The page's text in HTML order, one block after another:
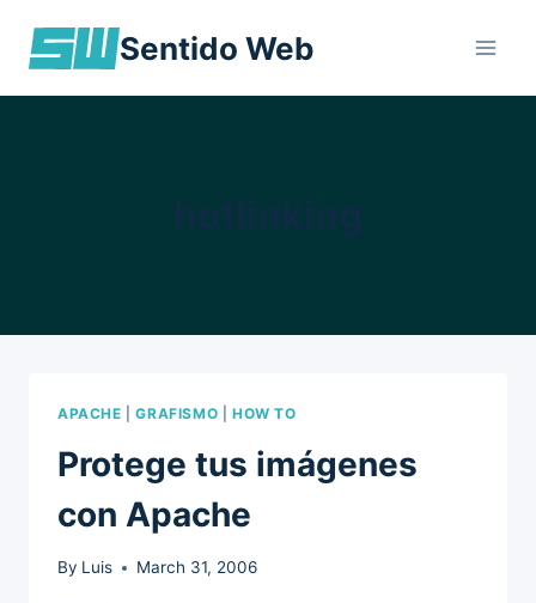
Sentido Web
APACHE |GRAFISMO HOW TO
Protege tus imágenes
con Apache
By Luis March 31, 2006